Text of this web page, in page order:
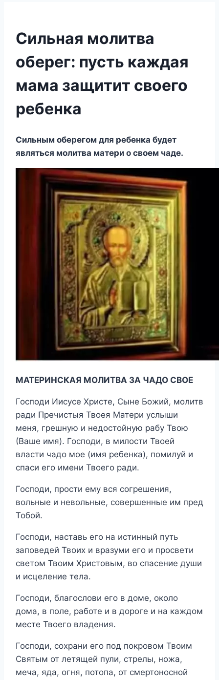
Сильная молитва
оберег: пусть каждая
мама защитит своего
ребенка
Сильным оберегом для ребенка будет
являться молитва матери о своем чаде.
МАТЕРИНСКАЯ МОЛИТВА ЗА ЧАДО СВОЕ
Господи Иисусе Христе, Сыне Божий, молитв
ради Пречистыя Твоея Матери услыши
меня, грешную и недостойную рабу Твою
(Ваше имя). Господи, в милости Твоей
власти чадо мое (имя ребенка), помилуй и
спаси его имени Твоего ради.
Господи, прости ему вся согрешения,
вольные и невольные, совершенные им пред
Тобой.
Господи, наставь его на истинный путь
заповедей Твоих и вразуми его и просвети
светом Твоим Христовым, во спасение души
и исцеление тела.
Господи, благослови его в доме, около
дома, в поле, работе и в дороге и на каждом
месте Твоего владения.
Господи, сохрани его под покровом Твоим
Святым от летящей пули, стрелы, ножа,
меча, яда, огня, потопа, от смертоносной